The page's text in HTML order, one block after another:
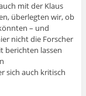
mit der Klaus
überlegten wir, ob
– und
nicht die Forscher
berichten lassen
sich auch kritisch